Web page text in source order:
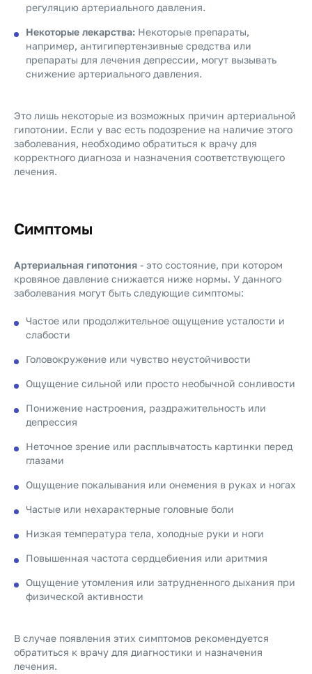
регуляцию артериального давления.
Некоторые лекарства: Некоторые препараты,
например, антигипертензивные средства или
препараты для лечения депрессии, могут вызывать
снижение артериального давления.
Это лишь некоторые из возможных причин артериальной
гипотонии. Если у вас есть подозрение на наличие этого
заболевания, необходимо обратиться к врачу для
корректного диагноза и назначения соответствующего
лечения.
Симптомы
Артериальная гипотония - это состояние, при котором
кровяное давление снижается ниже нормы. У данного
заболевания могут быть следующие симптомы:
Частое или продолжительное ощущение усталости и
слабости
Головокружение или чувство неустойчивости
Ощущение сильной или просто необычной сонливости
Понижение настроения, раздражительность или
депрессия
Неточное зрение или расплывчатость картинки перед
глазами
Ощущение покалывания или онемения в руках и ногах
Частые или нехарактерные головные боли
Низкая температура тела, холодные руки и ноги
Повышенная частота сердцебиения или аритмия
Ощущение утомления или затрудненного дыхания при
физической активности
В случае появления этих симптомов рекомендуется
обратиться к врачу для диагностики и назначения
лечения.